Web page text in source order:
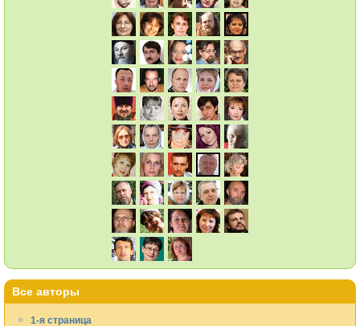
Все авторы
1-я страница